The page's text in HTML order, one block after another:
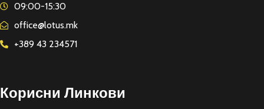
09:00-15:30
office@lotus.mk
+389 43 234571
Корисни Линкови